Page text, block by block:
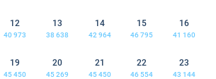
12
40 973
13
38 638
14
42 964
15
46 795
16
41 160
19
45 450
20
45 269
21
45 450
22
46 554
23
43 144